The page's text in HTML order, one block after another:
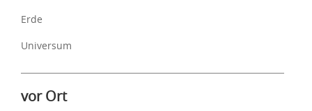
Erde
Universum
vor Ort